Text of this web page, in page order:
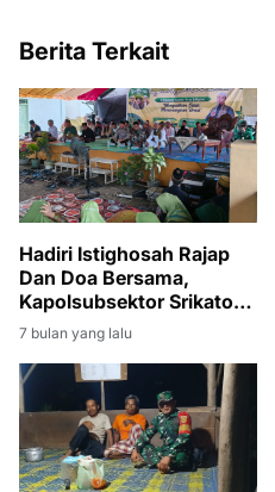
Berita Terkait
Hadiri Istighosah Rajap
Dan Doa Bersama,
Kapolsubsektor Srikaton
Ajak Warga Bijak Dalam
Bermedsos
7 bulan yang lalu